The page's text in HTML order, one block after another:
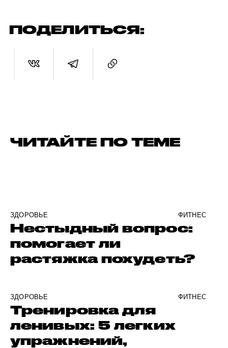
ПОДЕЛИТЬСЯ:
ЧИТАЙТЕ ПО ТЕМЕ
ЗДОРОВЬЕ ФИТНЕС
Нестыдный вопрос:
помогает ли
растяжка похудеть?
ЗДОРОВЬЕ ФИТНЕС
Тренировка для
ленивых: 5 легких
упражнений,